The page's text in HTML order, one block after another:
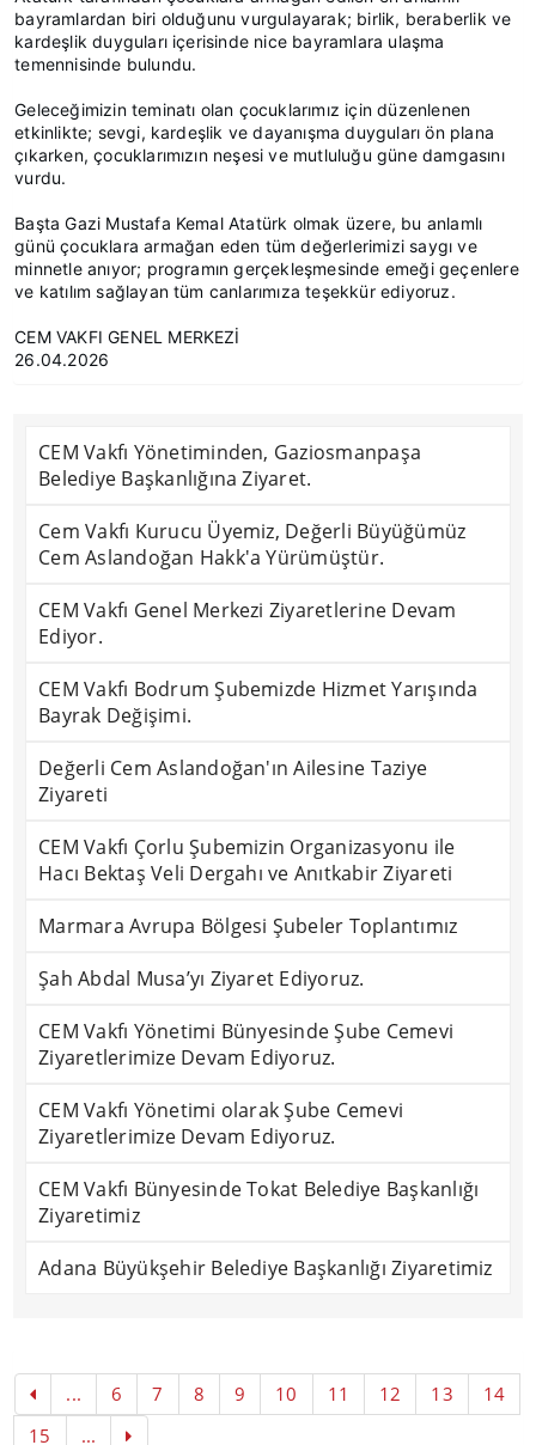
bayramlardan biri olduğunu vurgulayarak; birlik, beraberlik ve
kardeşlik duyguları içerisinde nice bayramlara ulaşma
temennisinde bulundu.
Geleceğimizin teminatı olan çocuklarımız için düzenlenen
etkinlikte; sevgi, kardeşlik ve dayanışma duyguları ön plana
çıkarken, çocuklarımızın neşesi ve mutluluğu güne damgasını
vurdu.
Başta Gazi Mustafa Kemal Atatürk olmak üzere, bu anlamlı
günü çocuklara armağan eden tüm değerlerimizi saygı ve
minnetle anıyor; programın gerçekleşmesinde emeği geçenlere
ve katılım sağlayan tüm canlarımıza teşekkür ediyoruz.
CEM VAKFI GENEL MERKEZİ
26.04.2026
CEM Vakfı Yönetiminden, Gaziosmanpaşa
Belediye Başkanlığına Ziyaret.
Cem Vakfı Kurucu Üyemiz, Değerli Büyüğümüz
Cem Aslandoğan Hakk'a Yürümüştür.
CEM Vakfı Genel Merkezi Ziyaretlerine Devam
Ediyor.
CEM Vakfı Bodrum Şubemizde Hizmet Yarışında
Bayrak Değişimi.
Değerli Cem Aslandoğan'ın Ailesine Taziye
Ziyareti
CEM Vakfı Çorlu Şubemizin Organizasyonu ile
Hacı Bektaş Veli Dergahı ve Anıtkabir Ziyareti
Marmara Avrupa Bölgesi Şubeler Toplantımız
Şah Abdal Musa’yı Ziyaret Ediyoruz.
CEM Vakfı Yönetimi Bünyesinde Şube Cemevi
Ziyaretlerimize Devam Ediyoruz.
CEM Vakfı Yönetimi olarak Şube Cemevi
Ziyaretlerimize Devam Ediyoruz.
CEM Vakfı Bünyesinde Tokat Belediye Başkanlığı
Ziyaretimiz
Adana Büyükşehir Belediye Başkanlığı Ziyaretimiz
... 6 7 8 9 10 11 12 13
14
15
...